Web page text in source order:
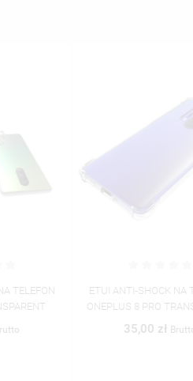
ETUI ANTI-SHOCK NA TELEFON
ONEPLUS 8 PRO TRANSPARENT
Brutto